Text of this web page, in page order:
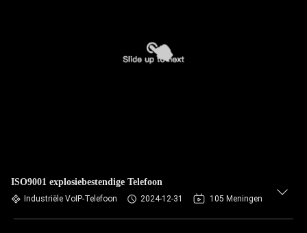
ISO9001 explosiebestendige Telefoon
Industriële VoIP-Telefoon 2024-12-31 105 Meningen